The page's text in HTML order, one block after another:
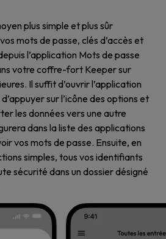
plus simple et plus sûr
mots de passe, clés d’accès et
l’application Mots de passe
votre coffre-fort Keeper sur
Il suffit d’ouvrir l’application
sur l’icône des options et
les données vers une autre
dans la liste des applications
vos mots de passe. Ensuite, en
simples, tous vos identifiants
sécurité dans un dossier désigné